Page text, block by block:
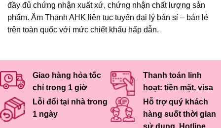
đầy đủ chứng nhận xuất xứ, chứng nhận chất lượng sản
phẩm. Âm Thanh AHK liên tục tuyển đại lý bán sỉ – bán lẻ
trên toàn quốc với mức chiết khấu hấp dẫn.
Giao hàng hỏa tốc
chỉ trong 1 giờ
Thanh toán linh
hoạt: tiền mặt, visa
Lỗi đổi tại nhà trong
1 ngày
Hỗ trợ quý khách
hàng suốt thời gian
sử dụng. Hotline